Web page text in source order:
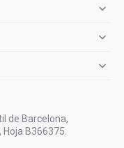



de Barcelona,
B366375.